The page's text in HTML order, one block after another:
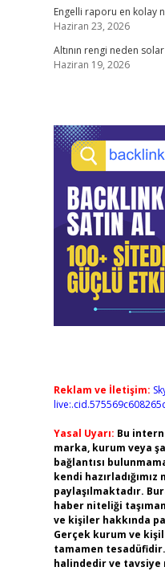
Engelli raporu en kolay
Haziran 23, 2026
Altının rengi neden solar
Haziran 19, 2026
Reklam ve İletişim:
Yasal Uyarı: Bu
marka, kurum veya
bağlantısı
kendi
paylaşılmaktadır.
haber niteliği
ve kişiler hakkında
Gerçek kurum ve
tamamen
halindedir ve tavsiye